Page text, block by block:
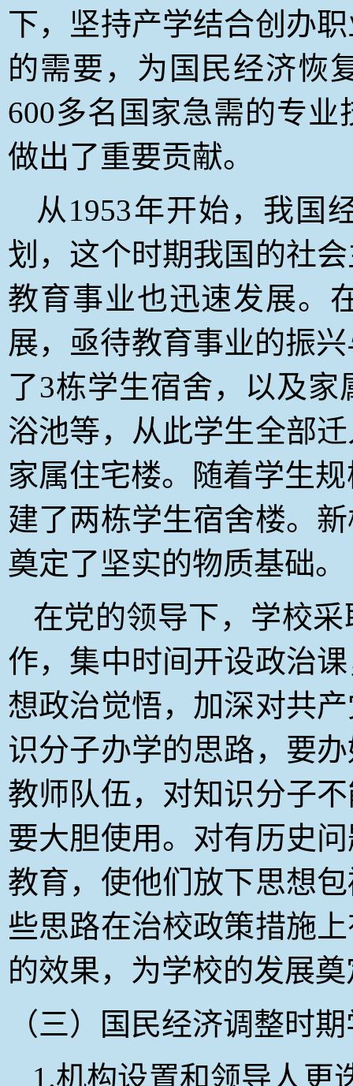
下，坚持产学结合创办
的需要，为国民经济恢
600多名国家急需的专
做出了重要贡献。
从1953年开始，我国
划，这个时期我国的社
教育事业也迅速发展。
展，亟待教育事业的振
了3栋学生宿舍，以及
浴池等，从此学生全部
家属住宅楼。随着学生
建了两栋学生宿舍楼。
奠定了坚实的物质基础。
在党的领导下，学校
作，集中时间开设政治
想政治觉悟，加深对共
识分子办学的思路，要
教师队伍，对知识分子
要大胆使用。对有历史
教育，使他们放下思想
些思路在治校政策措施
的效果，为学校的发展
（三）国民经济调整时
1.机构设置和领导人更